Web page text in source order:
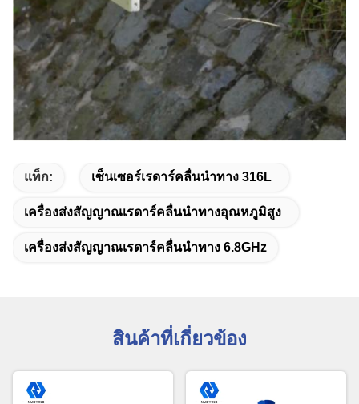
แท็ก: เซ็นเซอร์เรดาร์คลื่นนำทาง 316L
เครื่องส่งสัญญาณเรดาร์คลื่นนำทางอุณหภูมิสูง
เครื่องส่งสัญญาณเรดาร์คลื่นนำทาง 6.8GHz
สินค้าที่เกี่ยวข้อง